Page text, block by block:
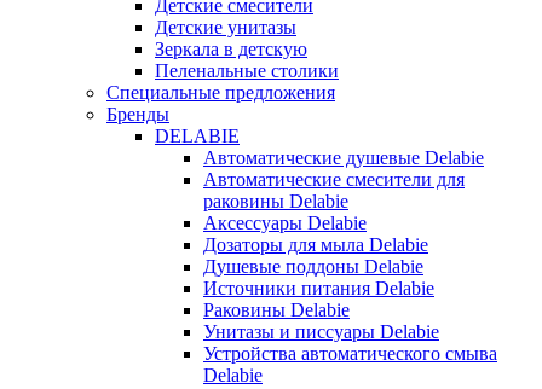
Детские смесители
Детские унитазы
Зеркала в детскую
Пеленальные столики
Специальные предложения
Бренды
DELABIE
Автоматические душевые Delabie
Автоматические смесители для
раковины Delabie
Аксессуары Delabie
Дозаторы для мыла Delabie
Душевые поддоны Delabie
Источники питания Delabie
Раковины Delabie
Унитазы и писсуары Delabie
Устройства автоматического смыва
Delabie